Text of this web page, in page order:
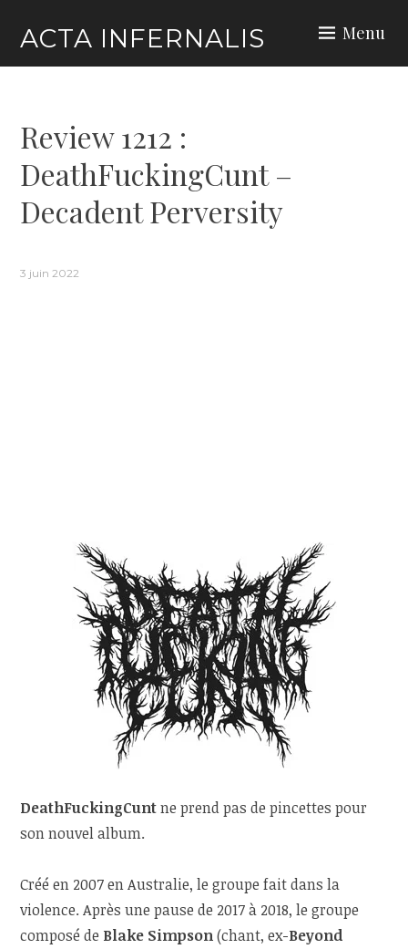
content
ACTA INFERNALIS Menu
Review 1212 :
DeathFuckingCunt –
Decadent Perversity
3 juin 2022
DeathFuckingCuntne prend pas de pincettes pour
son nouvel album.
Créé en 2007 en Australie, le groupe fait dans la
violence. Après une pause de 2017 à 2018, le groupe
composé de Blake Simpson(chant, ex-Beyond